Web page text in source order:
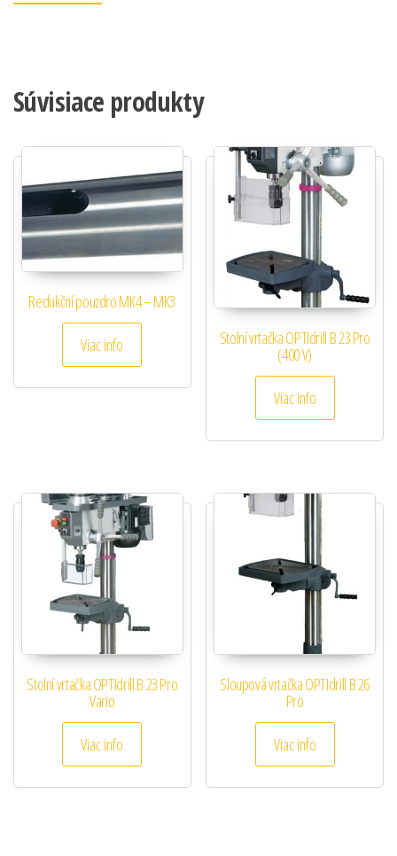
Súvisiace produkty
Redukční pouzdro MK4 – MK3
Viac info Stolní vrtačka OPTIdrill B 23 Pro
(400 V)
Viac info
Stolní vrtačka OPTIdrill B 23 Pro
Vario
Viac info
Sloupová vrtačka OPTIdrill B 26
Pro
Viac info